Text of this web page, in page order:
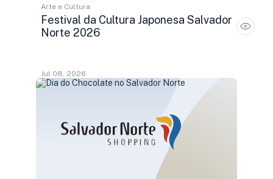
Arte e Cultura
Festival da Cultura Japonesa Salvador
Norte 2026
Jul 08, 2026